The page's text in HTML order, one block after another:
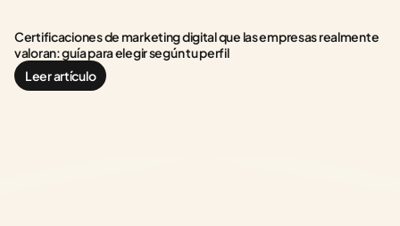
Certificaciones de marketing digital que las empresas realmente
valoran: guía para elegir según tu perfil
Leer artículo